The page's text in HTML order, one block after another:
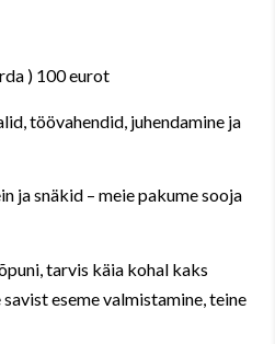
) 100 eurot
töövahendid, juhendamine ja
ja snäkid – meie pakume sooja
tarvis käia kohal kaks
eseme valmistamine, teine